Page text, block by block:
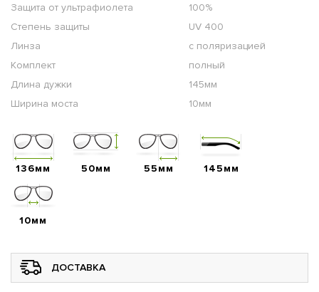
Защита от ультрафиолета
100%
Степень защиты
UV 400
Линза
с поляризацией
Комплект
полный
Длина дужки
145мм
Ширина моста
10мм
136мм 50мм 55мм 145мм
10мм
ДОСТАВКА